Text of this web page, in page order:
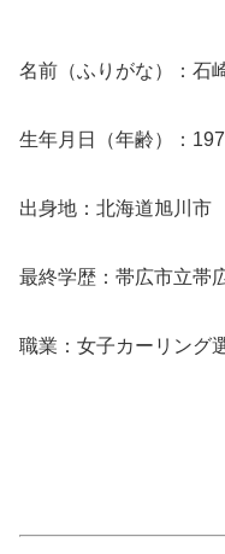
名前（ふりがな）：石
生年月日（年齢）：
出身地：北海道旭川市
最終学歴：帯広市立帯
職業：女子カーリング